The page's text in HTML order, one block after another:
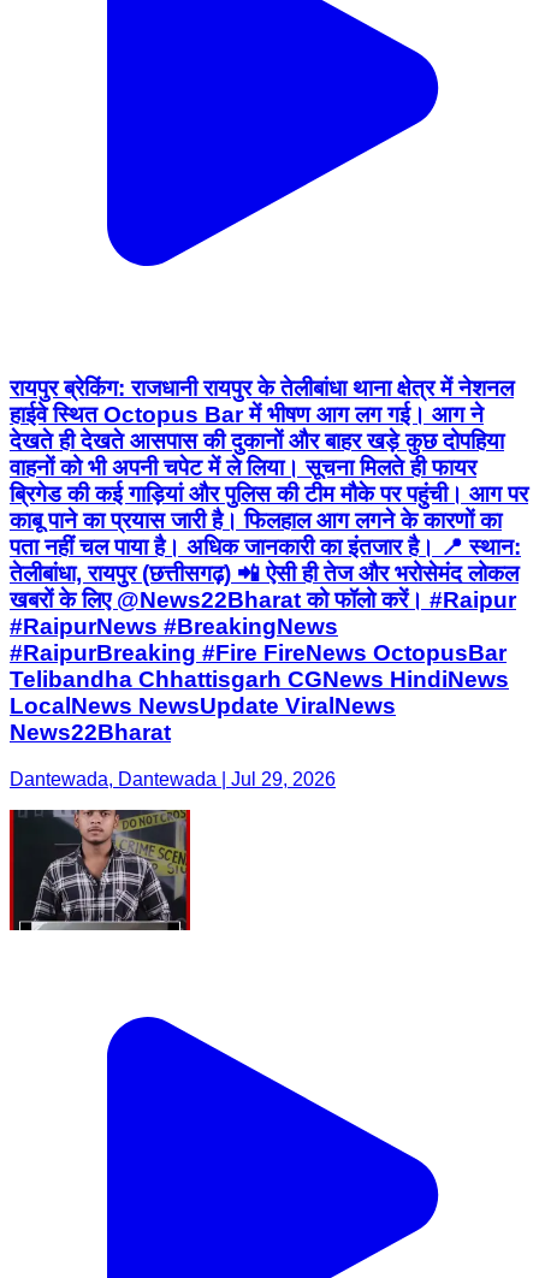
रायपुर ब्रेकिंग: राजधानी रायपुर के तेलीबांधा थाना क्षेत्र में नेशनल
हाईवे स्थित Octopus Bar में भीषण आग लग गई। आग ने
देखते ही देखते आसपास की दुकानों और बाहर खड़े कुछ दोपहिया
वाहनों को भी अपनी चपेट में ले लिया। सूचना मिलते ही फायर
ब्रिगेड की कई गाड़ियां और पुलिस की टीम मौके पर पहुंची। आग पर
काबू पाने का प्रयास जारी है। फिलहाल आग लगने के कारणों का
पता नहीं चल पाया है। अधिक जानकारी का इंतजार है। 📍 स्थान:
तेलीबांधा, रायपुर (छत्तीसगढ़) 📲 ऐसी ही तेज और भरोसेमंद लोकल
खबरों के लिए @News22Bharat को फॉलो करें। #Raipur
#RaipurNews #BreakingNews
#RaipurBreaking #Fire FireNews OctopusBar
Telibandha Chhattisgarh CGNews HindiNews
LocalNews NewsUpdate ViralNews
News22Bharat
Dantewada, Dantewada | Jul 29, 2026